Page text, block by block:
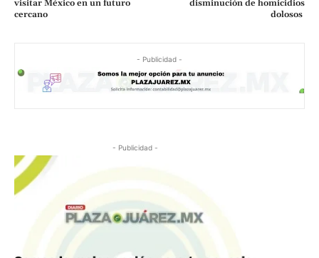
visitar México en un futuro
cercano
disminución de homicidios
dolosos
- Publicidad -
- Publicidad -